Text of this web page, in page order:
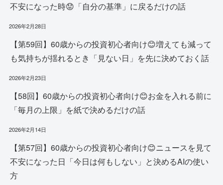
不安になった時😟「自分の基準」に戻るだけの話
2026年2月28日
【第59回】60歳からの投資初心者向け😊増えても減って
も気持ちが揺れるとき「見ない日」を先に決めておく話
2026年2月23日
【58回】60歳からの投資初心者向け😊お金を入れる前に
「毎月の上限」を紙で決めるだけの話
2026年2月14日
【第57回】60歳からの投資初心者向け😊ニュースを見て
不安になった日「今日は何もしない」と決めるAIの使い
方